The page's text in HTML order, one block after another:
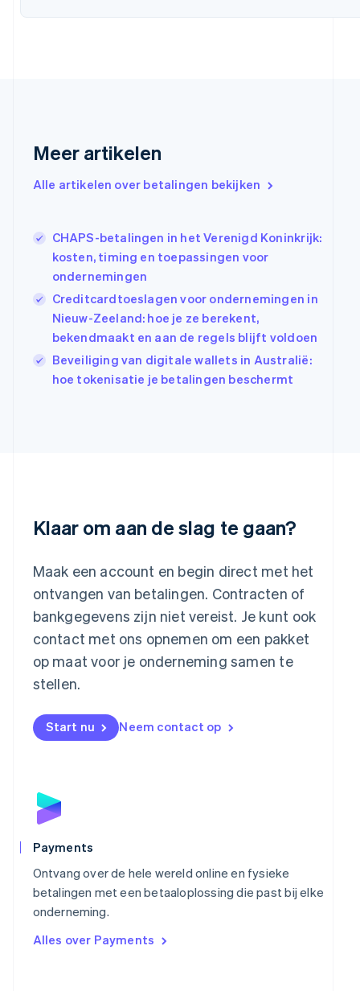
Meer artikelen
Alle artikelen over betalingen bekijken
CHAPS-betalingen in het Verenigd Koninkrijk:
kosten, timing en toepassingen voor
ondernemingen
Creditcardtoeslagen voor ondernemingen in
Nieuw-Zeeland: hoe je ze berekent,
bekendmaakt en aan de regels blijft voldoen
Beveiliging van digitale wallets in Australië:
hoe tokenisatie je betalingen beschermt
Klaar om aan de slag te gaan?
Maak een account en begin direct met het
ontvangen van betalingen. Contracten of
bankgegevens zijn niet vereist. Je kunt ook
contact met ons opnemen om een pakket
op maat voor je onderneming samen te
stellen.
Start nu Neem contact op
Payments
Ontvang over de hele wereld online en fysieke
betalingen met een betaaloplossing die past bij elke
onderneming.
Alles over Payments
English
Griekenland
English
Hongkong SAR, China
English简体中文
Ierland
India
English
Italië
ItalianoEnglish
Japan
日本語English
Luxemburg
Maleisië
Malta
English
Mexico
Nederland
Nederlands
English
Noorwegen
English
Português
English
Singapore
简体中文
Slovenië
EnglishItaliano